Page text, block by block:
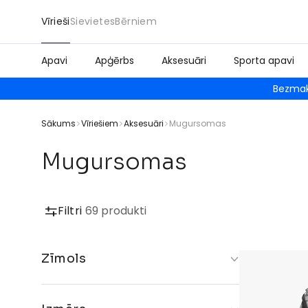
VīriešiSievietesBērniem
Apavi Apģērbs Aksesuāri Sporta apavi
Sākums Vīriešiem Aksesuāri Mugursomas
Mugursomas
Filtri 69 produkti
Zīmols
Jordan